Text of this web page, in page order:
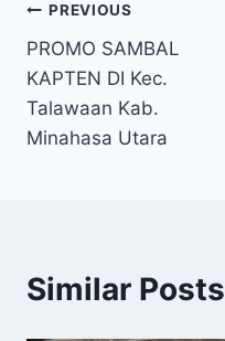
PREVIOUS
PROMO SAMBAL
KAPTEN DI Kec.
Talawaan Kab.
Minahasa Utara
Similar Posts